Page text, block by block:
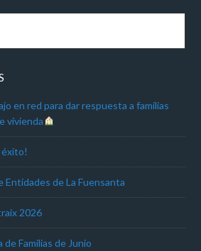
en red para dar respuesta a familias
vivienda
éxito!
Entidades de La Fuensanta
2026
de Familias de Junio